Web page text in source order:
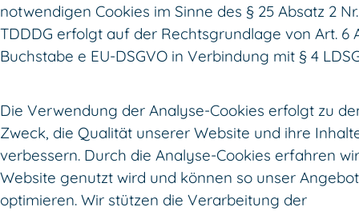
notwendigen Cookies im Sinne des § 25 Absatz 2
TDDDG erfolgt auf der Rechtsgrundlage von Art. 6
Buchstabe e EU-DSGVO in Verbindung mit § 4
Die Verwendung der Analyse-Cookies erfolgt zu
Zweck, die Qualität unserer Website und ihre
verbessern. Durch die Analyse-Cookies erfahren
Website genutzt wird und können so unser
optimieren. Wir stützen die Verarbeitung der